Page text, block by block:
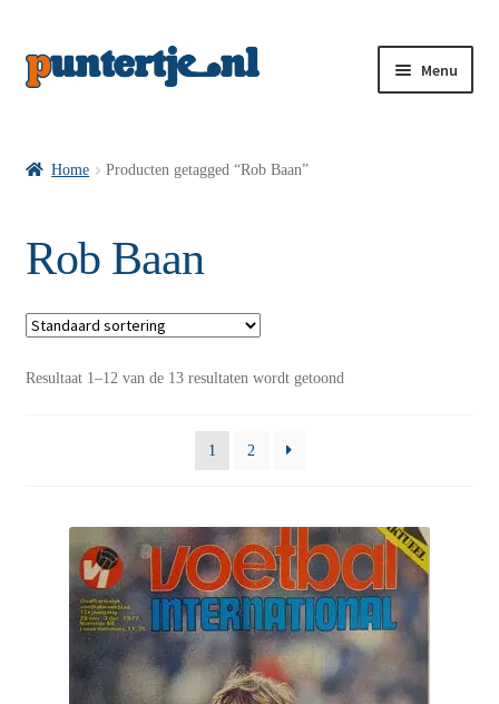
Menu
VI’s met Posters
Puntertjes
Contact
Home Producten getagged “Rob Baan”
Rob Baan
Resultaat 1–12 van de 13 resultaten wordt getoond
1 2